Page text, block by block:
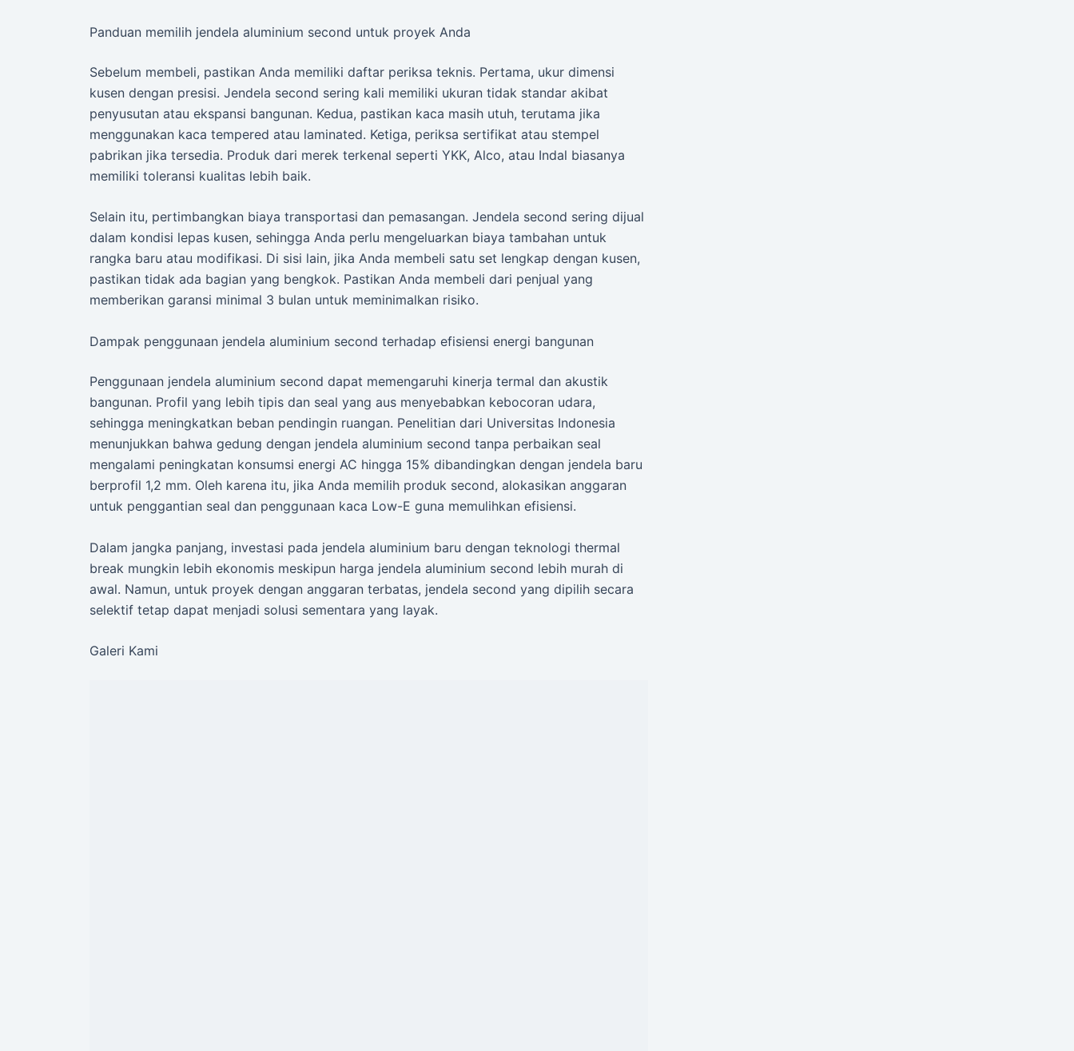
Panduan memilih jendela aluminium second untuk proyek Anda
Sebelum membeli, pastikan Anda memiliki daftar periksa teknis. Pertama, ukur dimensi
kusen dengan presisi. Jendela second sering kali memiliki ukuran tidak standar akibat
penyusutan atau ekspansi bangunan. Kedua, pastikan kaca masih utuh, terutama jika
menggunakan kaca tempered atau laminated. Ketiga, periksa sertifikat atau stempel
pabrikan jika tersedia. Produk dari merek terkenal seperti YKK, Alco, atau Indal biasanya
memiliki toleransi kualitas lebih baik.
Selain itu, pertimbangkan biaya transportasi dan pemasangan. Jendela second sering dijual
dalam kondisi lepas kusen, sehingga Anda perlu mengeluarkan biaya tambahan untuk
rangka baru atau modifikasi. Di sisi lain, jika Anda membeli satu set lengkap dengan kusen,
pastikan tidak ada bagian yang bengkok. Pastikan Anda membeli dari penjual yang
memberikan garansi minimal 3 bulan untuk meminimalkan risiko.
Dampak penggunaan jendela aluminium second terhadap efisiensi energi bangunan
Penggunaan jendela aluminium second dapat memengaruhi kinerja termal dan akustik
bangunan. Profil yang lebih tipis dan seal yang aus menyebabkan kebocoran udara,
sehingga meningkatkan beban pendingin ruangan. Penelitian dari Universitas Indonesia
menunjukkan bahwa gedung dengan jendela aluminium second tanpa perbaikan seal
mengalami peningkatan konsumsi energi AC hingga 15% dibandingkan dengan jendela baru
berprofil 1,2 mm. Oleh karena itu, jika Anda memilih produk second, alokasikan anggaran
untuk penggantian seal dan penggunaan kaca Low-E guna memulihkan efisiensi.
Dalam jangka panjang, investasi pada jendela aluminium baru dengan teknologi thermal
break mungkin lebih ekonomis meskipun harga jendela aluminium second lebih murah di
awal. Namun, untuk proyek dengan anggaran terbatas, jendela second yang dipilih secara
selektif tetap dapat menjadi solusi sementara yang layak.
Galeri Kami